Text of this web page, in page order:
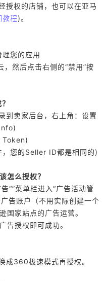
授权的店铺，也可以在亚马
教程)。
您的应用
然后点击右侧的“禁用”按
到卖家后台，右上角：设置
Token)
，您的Seller ID都是相同的)
怎么授权？
“”菜单栏进入“广告活动管
告账户（不用实际创建一个
国家站点的广告运营。
告授权即可成功。
成360极速模式再授权。